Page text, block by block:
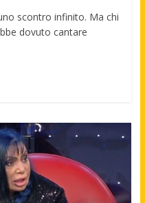
scontro infinito. Ma chi
dovuto cantare